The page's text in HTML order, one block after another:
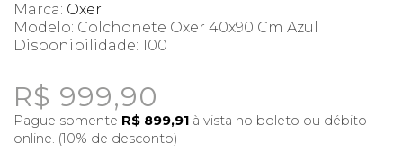
Marca: Oxer
Modelo: Colchonete Oxer 40x90 Cm Azul
Disponibilidade: 100
R$ 999,90
Pague somente R$ 899,91 à vista no boleto ou débito
online. (10% de desconto)